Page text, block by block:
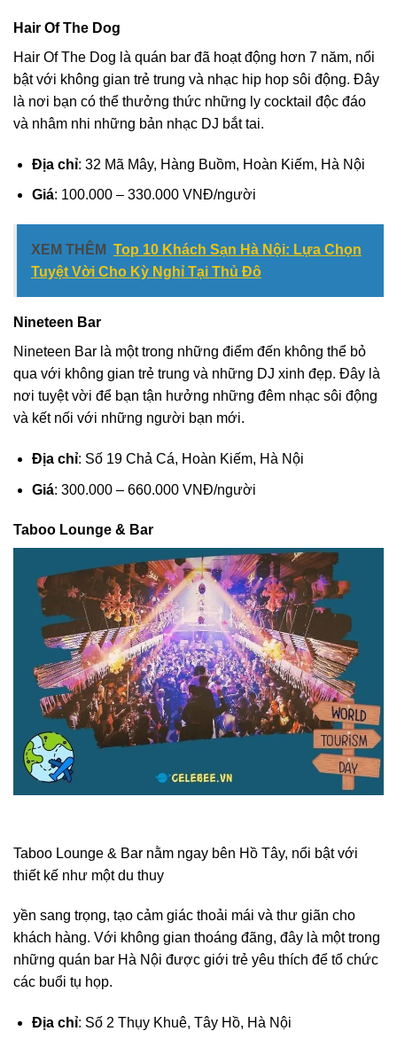
Hair Of The Dog
Hair Of The Dog là quán bar đã hoạt động hơn 7 năm, nổi
bật với không gian trẻ trung và nhạc hip hop sôi động. Đây
là nơi bạn có thể thưởng thức những ly cocktail độc đáo
và nhâm nhi những bản nhạc DJ bắt tai.
Địa chỉ: 32 Mã Mây, Hàng Buồm, Hoàn Kiếm, Hà Nội
Giá: 100.000 – 330.000 VNĐ/người
XEM THÊM Top 10 Khách Sạn Hà Nội: Lựa Chọn
Tuyệt Vời Cho Kỳ Nghỉ Tại Thủ Đô
Nineteen Bar
Nineteen Bar là một trong những điểm đến không thể bỏ
qua với không gian trẻ trung và những DJ xinh đẹp. Đây là
nơi tuyệt vời để bạn tận hưởng những đêm nhạc sôi động
và kết nối với những người bạn mới.
Địa chỉ: Số 19 Chả Cá, Hoàn Kiếm, Hà Nội
Giá: 300.000 – 660.000 VNĐ/người
Taboo Lounge & Bar
Taboo Lounge & Bar nằm ngay bên Hồ Tây, nổi bật với
thiết kế như một du thuy
yền sang trọng, tạo cảm giác thoải mái và thư giãn cho
khách hàng. Với không gian thoáng đãng, đây là một trong
những quán bar Hà Nội được giới trẻ yêu thích để tổ chức
các buổi tụ họp.
Địa chỉ: Số 2 Thụy Khuê, Tây Hồ, Hà Nội